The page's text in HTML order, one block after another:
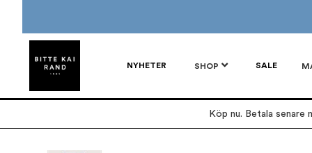
NYHETER SHOP SALE
Köp nu. Betala senare